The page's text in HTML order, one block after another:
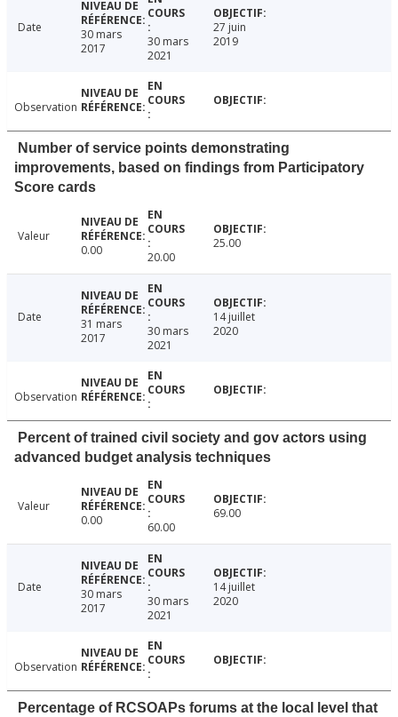
Date
30 mars
2017
30 mars
2021
27 juin
2019
Observation
Number of service points demonstrating
improvements, based on findings from Participatory
Score cards
Valeur
0.00
20.00
25.00
Date
31 mars
2017
30 mars
2021
14 juillet
2020
Observation
Percent of trained civil society and gov actors using
advanced budget analysis techniques
Valeur
0.00
60.00
69.00
Date
30 mars
2017
30 mars
2021
14 juillet
2020
Observation
Percentage of RCSOAPs forums at the local level that